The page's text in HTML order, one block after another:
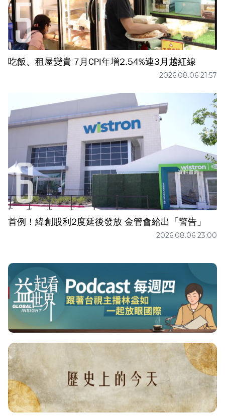
吃飯、租屋變貴 7月CPI年增2.54%連3月越紅線
2026.08.06 21:57
首例！緯創股利2度延後發放 金管會給出「警告」
2026.08.06 23:00